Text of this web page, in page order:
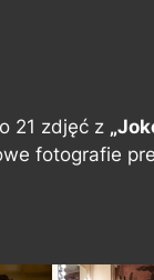
21 zdjęć z
fotografie